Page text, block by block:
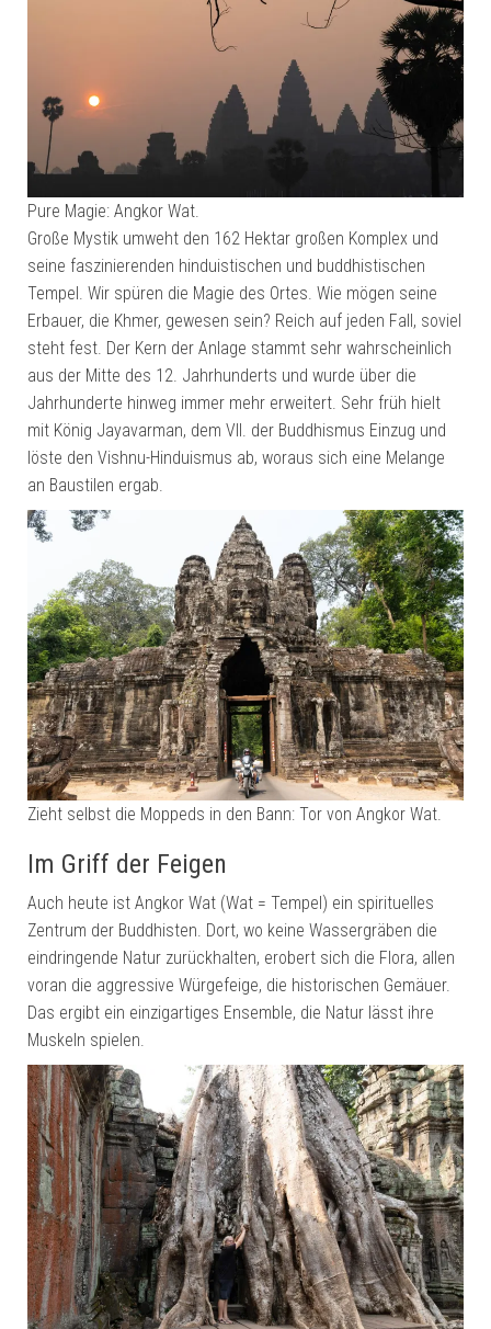
Pure Magie: Angkor Wat.
Große Mystik umweht den 162 Hektar großen Komplex und
seine faszinierenden hinduistischen und buddhistischen
Tempel. Wir spüren die Magie des Ortes. Wie mögen seine
Erbauer, die Khmer, gewesen sein? Reich auf jeden Fall, soviel
steht fest. Der Kern der Anlage stammt sehr wahrscheinlich
aus der Mitte des 12. Jahrhunderts und wurde über die
Jahrhunderte hinweg immer mehr erweitert. Sehr früh hielt
mit König Jayavarman, dem VII. der Buddhismus Einzug und
löste den Vishnu-Hinduismus ab, woraus sich eine Melange
an Baustilen ergab.
Zieht selbst die Moppeds in den Bann: Tor von Angkor Wat.
Im Griff der Feigen
Auch heute ist Angkor Wat (Wat = Tempel) ein spirituelles
Zentrum der Buddhisten. Dort, wo keine Wassergräben die
eindringende Natur zurückhalten, erobert sich die Flora, allen
voran die aggressive Würgefeige, die historischen Gemäuer.
Das ergibt ein einzigartiges Ensemble, die Natur lässt ihre
Muskeln spielen.